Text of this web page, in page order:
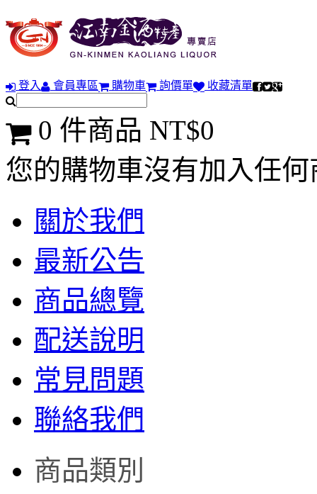
登入 會員專區 購物車 詢價單 收藏清單
0 件商品 NT$0
您的購物車沒有加入任何
關於我們
最新公告
商品總覽
配送說明
常見問題
聯絡我們
商品類別